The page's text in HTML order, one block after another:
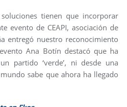
tienen que incorporar
evento de CEAPI, asociación de
entregó nuestro reconocimiento
Ana Botín destacó que ha
partido ‘verde’, ni desde una
sabe que ahora ha llegado